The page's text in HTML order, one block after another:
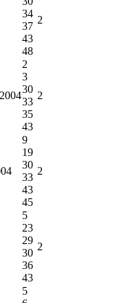
34
37
43
48
2
2
3
30
33
35
43
2
9
19
30
33
43
45
2
5
23
29
30
36
43
2
5